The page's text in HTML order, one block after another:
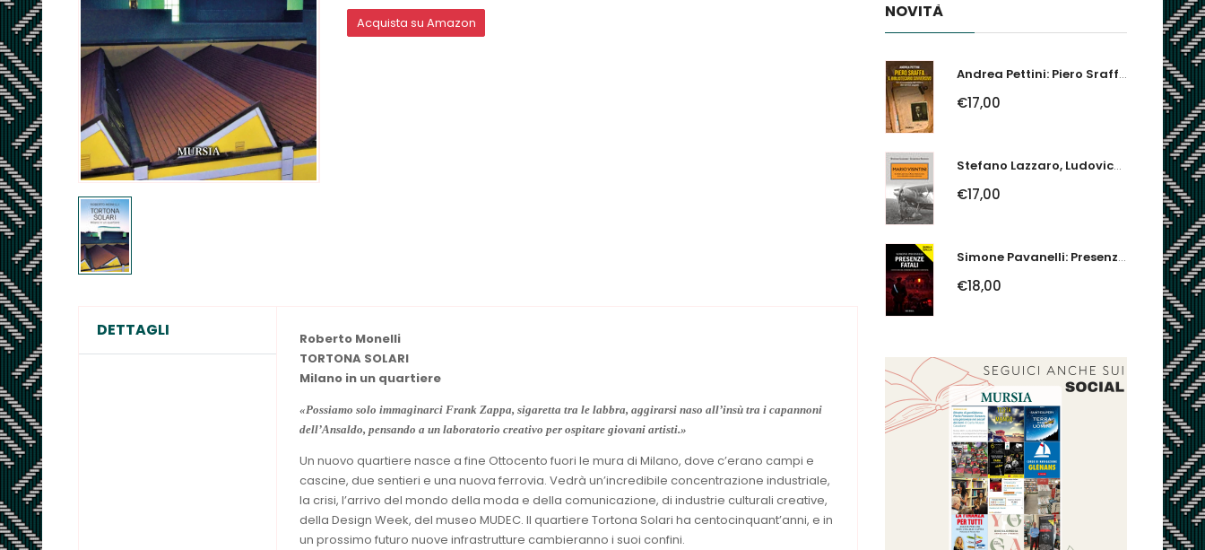
Acquista su Amazon
DETTAGLI
Roberto Monelli
TORTONA SOLARI
Milano in un quartiere
«Possiamo solo immaginarci Frank Zappa, sigaretta tra le labbra, aggirarsi naso all’insù tra i capannoni
dell’Ansaldo, pensando a un laboratorio creativo per ospitare giovani artisti.»
Un nuovo quartiere nasce a fine Ottocento fuori le mura di Milano, dove c’erano campi e
cascine, due sentieri e una nuova ferrovia. Vedrà un’incredibile concentrazione industriale,
la crisi, l’arrivo del mondo della moda e della comunicazione, di industrie culturali creative,
della Design Week, del museo MUDEC. Il quartiere Tortona Solari ha centocinquant’anni, e in
un prossimo futuro nuove infrastrutture cambieranno i suoi confini.
NOVITÀ
Andrea Pettini: Piero Sraffa, Il Bibliotecario Sovversivo. Un Economista Nel...
€17,00
Stefano Lazzaro, Ludovico Slongo: Mario Visintini. Il Primo Asso Della...
€17,00
Simone Pavanelli: Presenze Fatali. I Fantasmi Del Ferrarese Urlano Giustizia
€18,00